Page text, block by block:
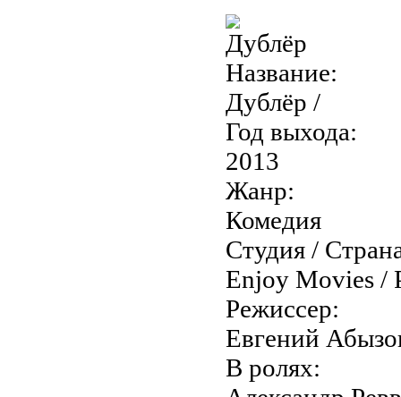
Название:
Дублёр /
Год выхода:
2013
Жанр:
Комедия
Студия /
Enjoy Movies /
Режиссер:
Евгений
В ролях: